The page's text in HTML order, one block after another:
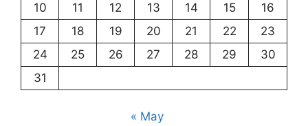
10
11 12 13 14 15
16
17
18 19 20 21 22
23
24
25 26 27 28 29
30
31
« May